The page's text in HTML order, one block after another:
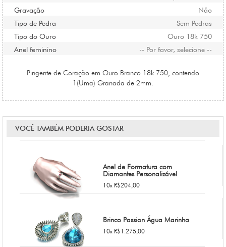
Gravação Não
Tipo de Pedra Sem Pedras
Tipo do Ouro Ouro 18k 750
Anel feminino -- Por favor, selecione --
Pingente de Coração em Ouro Branco 18k 750, contendo
1(Uma) Granada de 2mm.
VOCÊ TAMBÉM PODERIA GOSTAR
Anel de Formatura com
Diamantes Personalizável
10x R$204,00
Brinco Passion Água Marinha
10x R$1.275,00